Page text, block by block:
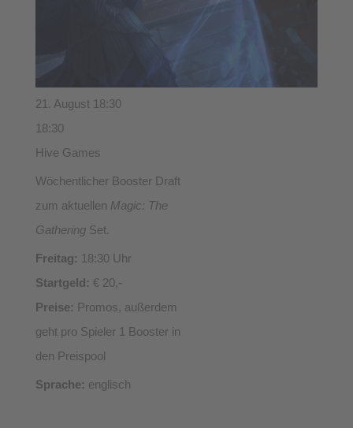
Wöchentlicher Booster Draft
zum aktuellen Magic: The
Gathering Set.
Freitag: 18:30 Uhr
Startgeld: € 20,-
Preise: Promos, außerdem
geht pro Spieler 1 Booster in
den Preispool
Sprache: englisch
21. August 18:30
18:30
Hive Games